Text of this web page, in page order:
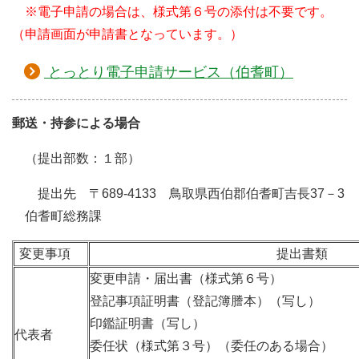
※電子申請の場合は、様式第６号の添付は不要です。
（申請画面が申請書となっています。）
とっとり電子申請サービス（伯耆町）
郵送・持参による場合
（提出部数：１部）
提出先 〒689-4133 鳥取県西伯郡伯耆町吉長37－3
伯耆町総務課
変更事項 提出書類
代表者
変更申請・届出書（様式第６号）
登記事項証明書（登記簿謄本）（写し）
印鑑証明書（写し）
委任状（様式第３号）（委任のある場合）